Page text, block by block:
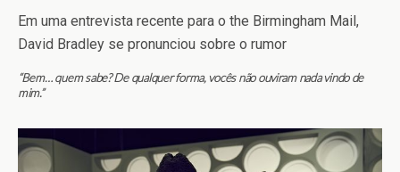
Em uma entrevista recente para o the Birmingham Mail,
David Bradley se pronunciou sobre o rumor
“Bem… quem sabe? De qualquer forma, vocês não ouviram nada vindo de
mim.”